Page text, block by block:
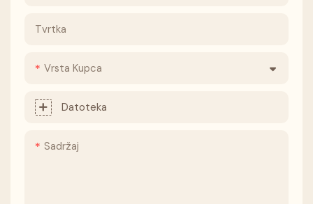
Tvrtka
Vrsta Kupca
Datoteka
Sadržaj